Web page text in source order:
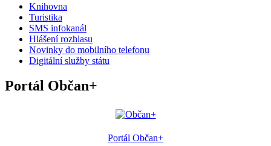
Knihovna
Turistika
SMS infokanál
Hlášení rozhlasu
Novinky do mobilního telefonu
Digitální služby státu
Portál Občan+
Portál Občan+